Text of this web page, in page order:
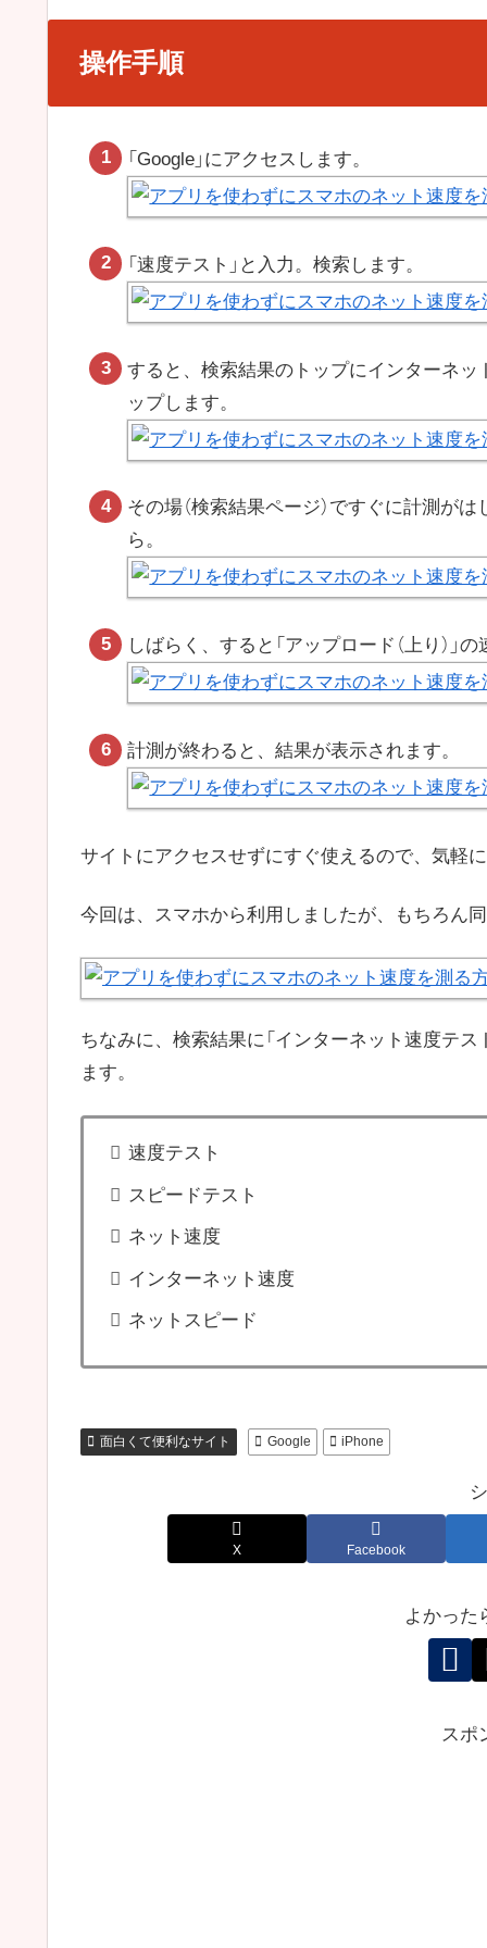
操作手順
「Google」にアクセスします。
「速度テスト」と入力。検索します。
すると、検索結果のトップにインターネッ
ップします。
その場（検索結果ページ）ですぐに計測がは
ら。
しばらく、すると「アップロード（上り）」
計測が終わると、結果が表示されます。
サイトにアクセスせずにすぐ使えるので、気軽
今回は、スマホから利用しましたが、もちろん
ちなみに、検索結果に「インターネット速度テ
ます。
速度テスト
スピードテスト
ネット速度
インターネット速度
ネットスピード
面白くて便利なサイト Google iPhone
X Facebook
よかった
スポ